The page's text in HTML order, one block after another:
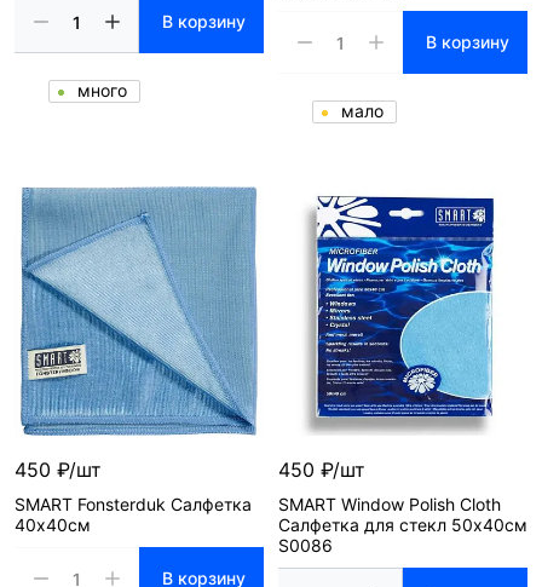
В корзину
много
В корзину
мало
450 ₽/шт
SMART Fonsterduk Салфетка
40х40см
В корзину
450 ₽/шт
SMART Window Polish Cloth
Салфетка для стекл 50х40см
S0086